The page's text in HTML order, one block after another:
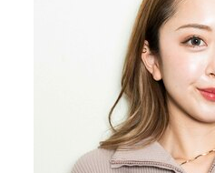
重圧との向き合い方 一流
忘れられない言葉
10代・
ライフスタイル・生き方